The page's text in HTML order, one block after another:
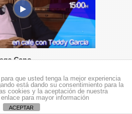
Cano
que usted tenga la mejor experiencia
está dando su consentimiento para la
cookies y la aceptación de nuestra
para mayor información
ACEPTAR